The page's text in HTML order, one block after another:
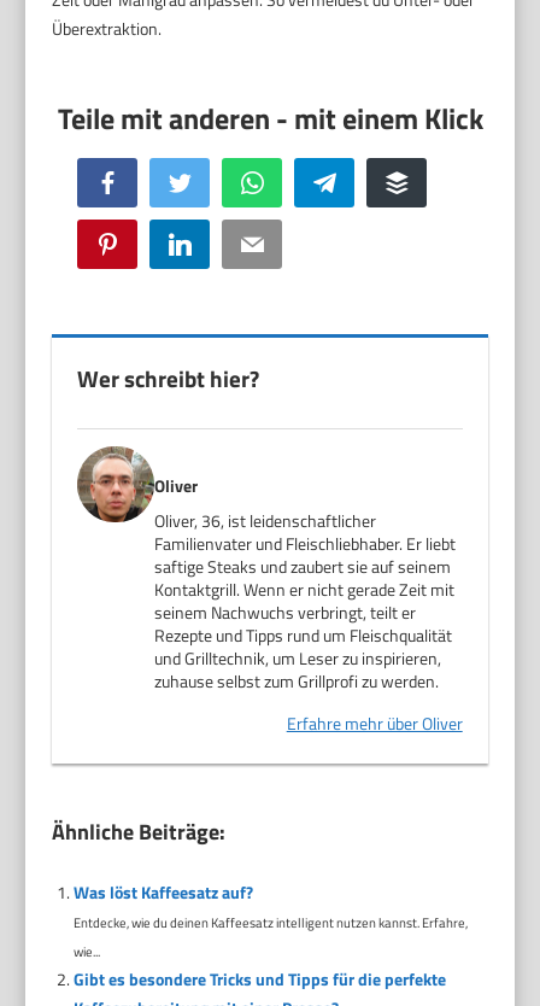
Überextraktion.
Facebook Twitter WhatsApp Telegram Buffer
Pinterest LinkedIn Email
Wer schreibt hier?
Oliver
Oliver, 36, ist leidenschaftlicher
Familienvater und Fleischliebhaber. Er liebt
saftige Steaks und zaubert sie auf seinem
Kontaktgrill. Wenn er nicht gerade Zeit mit
seinem Nachwuchs verbringt, teilt er
Rezepte und Tipps rund um Fleischqualität
und Grilltechnik, um Leser zu inspirieren,
zuhause selbst zum Grillprofi zu werden.
Erfahre mehr über Oliver
Ähnliche Beiträge:
Was löst Kaffeesatz auf?
Entdecke, wie du deinen Kaffeesatz intelligent nutzen kannst. Erfahre,
wie...
Gibt es besondere Tricks und Tipps für die perfekte